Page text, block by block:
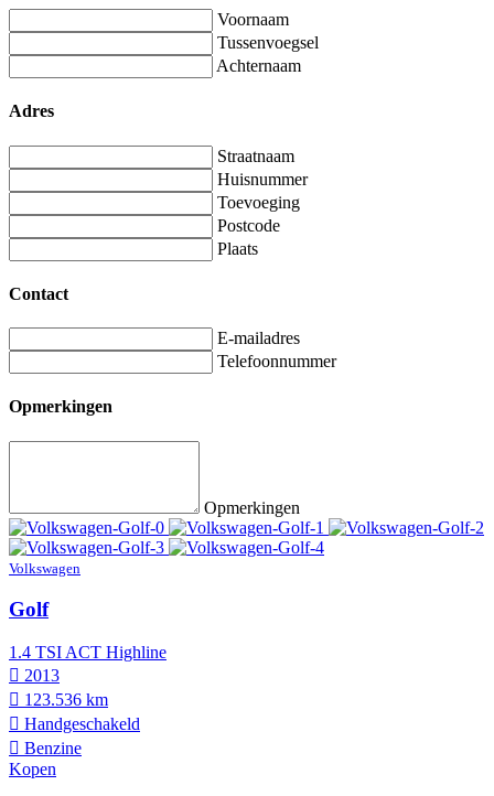
Voornaam
Tussenvoegsel
Achternaam
Adres
Straatnaam
Huisnummer
Toevoeging
Postcode
Plaats
Contact
E-mailadres
Telefoonnummer
Opmerkingen
Opmerkingen
Volkswagen
Golf
1.4 TSI ACT Highline
2013
123.536 km
Hand­geschakeld
Benzine
Kopen